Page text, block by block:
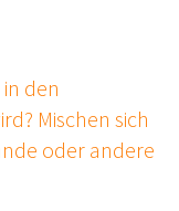
den
Mischen sich
oder andere